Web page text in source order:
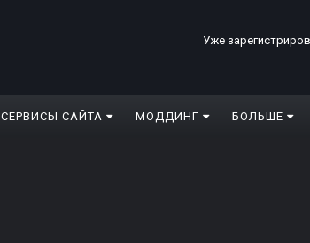
Уже
СЕРВИСЫ САЙТА МОДДИНГ БОЛЬШЕ